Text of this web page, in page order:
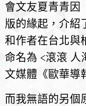
會文友夏青青因
版的緣起，介紹
和作者在台北與
命名為 <滾滾 人
文媒體《歐華導
而我無語的另個